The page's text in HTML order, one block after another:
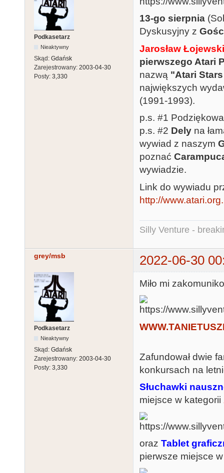
Podkasetarz
Nieaktywny
Skąd: Gdańsk
Zarejestrowany: 2003-04-30
Posty: 3,330
13-go sierpnia
Dyskusyjny z
Jarosław Łojewski
pierwszego Atari
nazwą "Atari
największych
(1991-1993).
p.s. #1
p.s. #2 Dely na
wywiad z naszym
poznać
wywiadzie.
Link do wywiadu
http://
Silly Venture -
grey/msb 2022-06-30
Podkasetarz
Nieaktywny
Skąd: Gdańsk
Zarejestrowany: 2003-04-30
Posty: 3,330
Miło mi
Zafundował dwie
konkursach na
Słuchawki
miejsce w kategorii
oraz Tablet
pierwsze miejsce